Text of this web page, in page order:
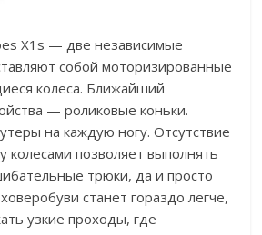
X1s — две независимые
собой моторизированные
колеса. Ближайший
— роликовые коньки.
на каждую ногу. Отсутствие
позволяет выполнять
трюки, да и просто
станет гораздо легче,
узкие проходы, где